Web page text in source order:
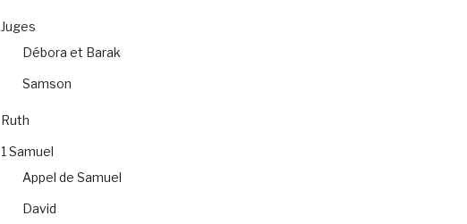
Juges
Débora et Barak
Samson
Ruth
1 Samuel
Appel de Samuel
David